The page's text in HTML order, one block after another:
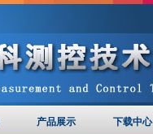
产品展示 下载中心